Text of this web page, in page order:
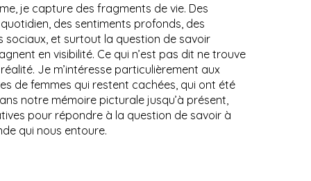
je capture des fragments de vie. Des
des sentiments profonds, des
sociaux, et surtout la question de savoir
en visibilité. Ce qui n’est pas dit ne trouve
Je m’intéresse particulièrement aux
de femmes qui restent cachées, qui ont été
notre mémoire picturale jusqu’à présent,
pour répondre à la question de savoir à
qui nous entoure.